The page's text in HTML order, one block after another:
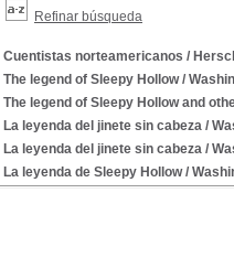
Refinar búsqueda
Cuentistas norteamericanos /
The legend of Sleepy Hollow/
The legend of Sleepy Hollow and
La leyenda del jinete sin cabeza /
La leyenda del jinete sin cabeza /
La leyenda de Sleepy Hollow/